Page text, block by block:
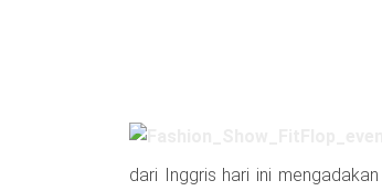
dari Inggris hari ini